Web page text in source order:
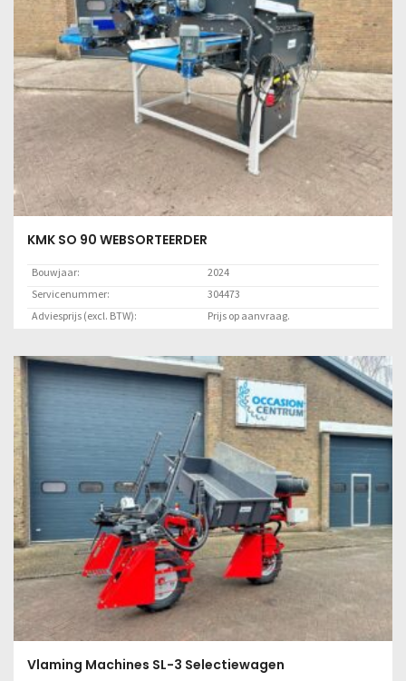
Locatie:
Marknesse
Lees meer
KMK SO 90 WEBSORTEERDER
Bouwjaar:
2024
Servicenummer:
304473
Adviesprijs (excl. BTW):
Prijs op aanvraag.
Lees meer
Vlaming Machines SL-3 Selectiewagen